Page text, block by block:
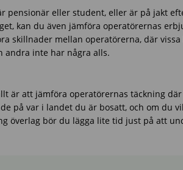
pensionär eller student, eller är på jakt
kan du även jämföra operatörernas
skillnader mellan operatörerna, där
andra inte har några alls.
är att jämföra operatörernas täckning
på var i landet du är bosatt, och om du
överlag bör du lägga lite tid just på att